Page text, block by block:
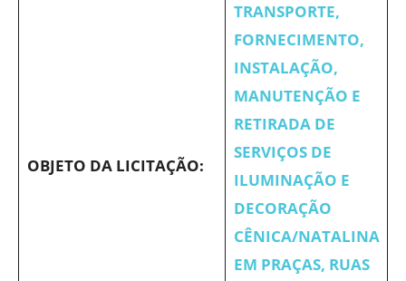
OBJETO DA LICITAÇÃO:
TRANSPORTE,
FORNECIMENTO,
INSTALAÇÃO,
MANUTENÇÃO E
RETIRADA DE
SERVIÇOS DE
ILUMINAÇÃO E
DECORAÇÃO
CÊNICA/NATALINA
EM PRAÇAS, RUAS